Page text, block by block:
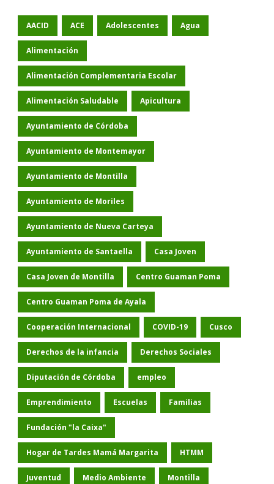
AACID ACE Adolescentes Agua
Alimentación
Alimentación Complementaria Escolar
Alimentación Saludable Apicultura
Ayuntamiento de Córdoba
Ayuntamiento de Montemayor
Ayuntamiento de Montilla
Ayuntamiento de Moriles
Ayuntamiento de Nueva Carteya
Ayuntamiento de Santaella Casa Joven
Casa Joven de Montilla Centro Guaman Poma
Centro Guaman Poma de Ayala
Cooperación Internacional COVID-19 Cusco
Derechos de la infancia Derechos Sociales
Diputación de Córdoba empleo
Emprendimiento Escuelas Familias
Fundación "la Caixa"
Hogar de Tardes Mamá Margarita HTMM
Juventud Medio Ambiente Montilla